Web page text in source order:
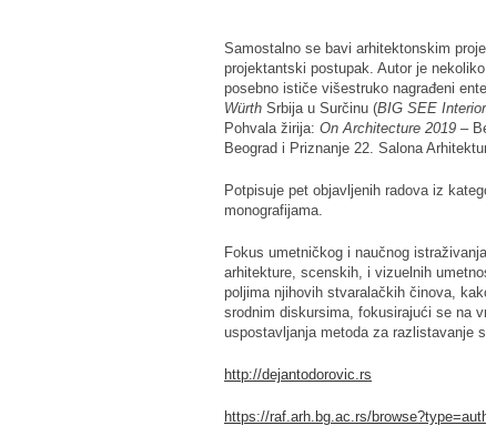
Samostalno se bavi arhitektonskim
projektantski postupak. Autor je
posebno ističe višestruko nagrađeni
Würth Srbija u Surčinu (BIG SEE
Pohvala žirija: On Architecture 2019 –
Beograd i Priznanje 22. Salona
Potpisuje pet objavljenih radova iz
monografijama.
Fokus umetničkog i naučnog
arhitekture, scenskih, i vizuelnih
poljima njihovih stvaralačkih činova,
srodnim diskursima, fokusirajući se na
uspostavljanja metoda za razlistavanje
http://dejantodorovic.rs
https://raf.arh.bg.ac.rs/